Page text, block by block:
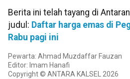
Berita ini telah tayang di
judul: Daftar harga emas di
Rabu pagi ini
Pewarta: Ahmad Muzdaffar Fauzan
Editor: Imam Hanafi
Copyright © ANTARA KALSEL 2026